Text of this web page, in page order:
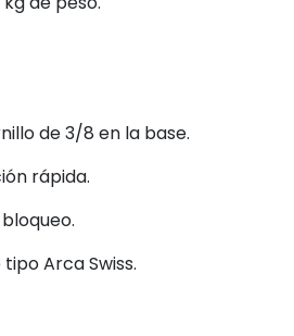
de 3/8 en la base.
rápida.
Arca Swiss.